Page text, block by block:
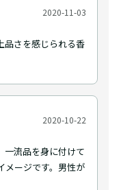
2020-11-03
品さを感じられる香
2020-10-22
一流品を身に付けて
メージです。男性が